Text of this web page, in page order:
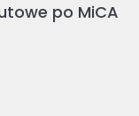
po MiCA